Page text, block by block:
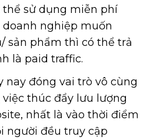
thể sử dụng miễn phí
doanh nghiệp muốn
sản phẩm thì có thể trả
là paid traffic.
nay đóng vai trò vô cùng
thúc đẩy lưu lượng
nhất là vào thời điểm
người đều truy cập